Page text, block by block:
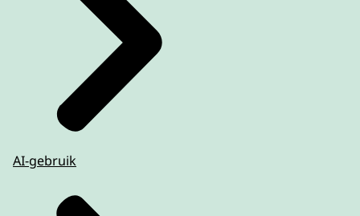
AI-gebruik